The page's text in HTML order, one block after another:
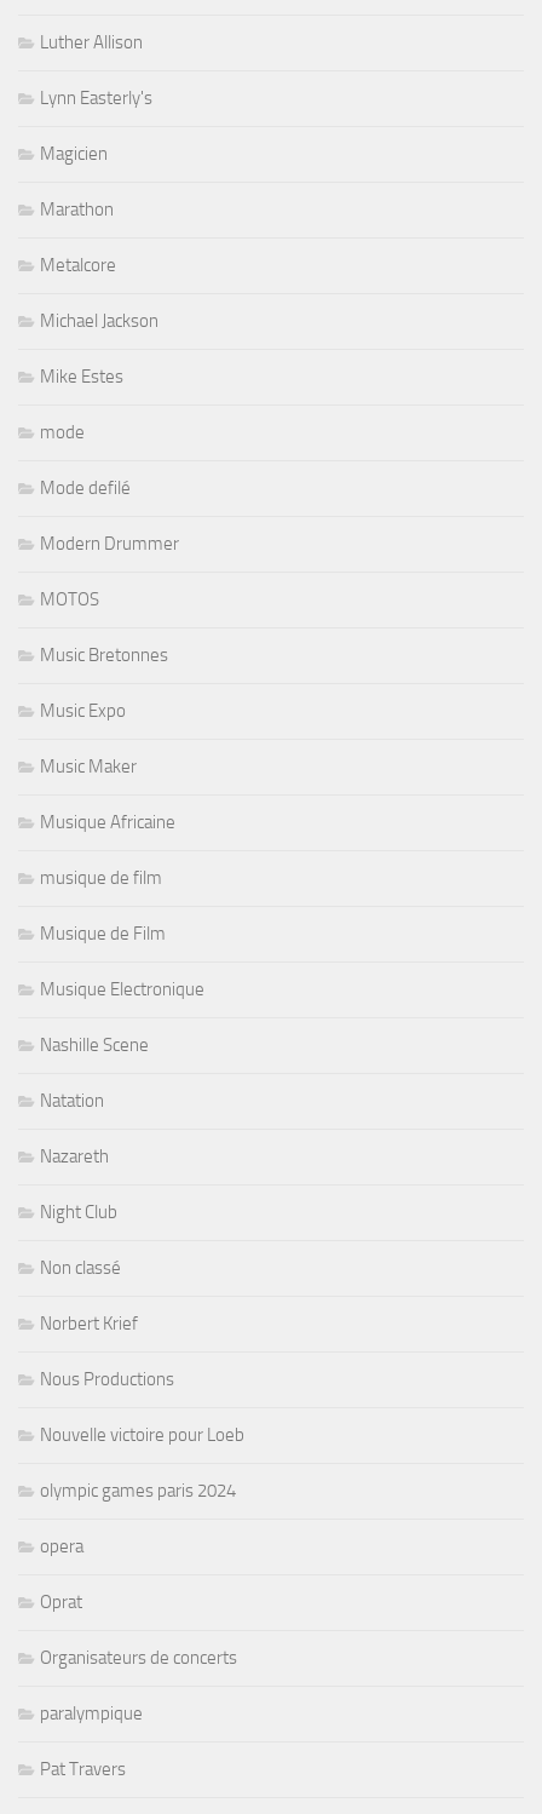
Luther Allison
Lynn Easterly's
Magicien
Marathon
Metalcore
Michael Jackson
Mike Estes
mode
Mode defilé
Modern Drummer
MOTOS
Music Bretonnes
Music Expo
Music Maker
Musique Africaine
musique de film
Musique de Film
Musique Electronique
Nashille Scene
Natation
Nazareth
Night Club
Non classé
Norbert Krief
Nous Productions
Nouvelle victoire pour Loeb
olympic games paris 2024
opera
Oprat
Organisateurs de concerts
paralympique
Pat Travers